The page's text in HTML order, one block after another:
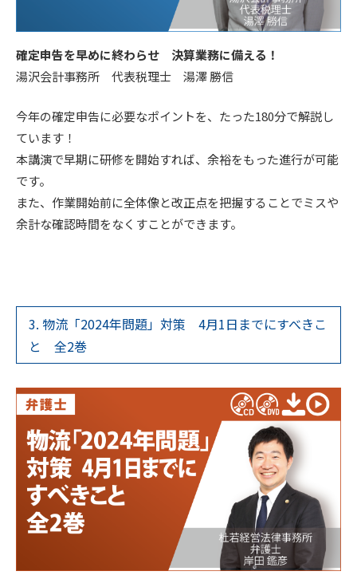
確定申告を早めに終わらせ 決算業務に備える！
湯沢会計事務所 代表税理士 湯澤 勝信
今年の確定申告に必要なポイントを、たった180分で解説し
ています！
本講演で早期に研修を開始すれば、余裕をもった進行が可能
です。
また、作業開始前に全体像と改正点を把握することでミスや
余計な確認時間をなくすことができます。
3. 物流「2024年問題」対策 4月1日までにすべきこ
と 全2巻